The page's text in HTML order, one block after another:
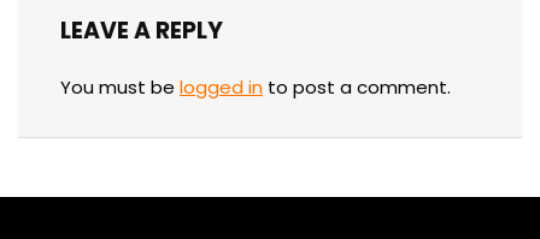
LEAVE A REPLY
You must be logged in to post a comment.